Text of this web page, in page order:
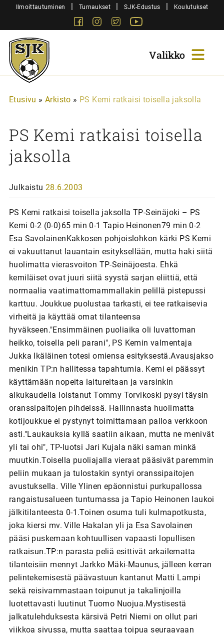
SiirryIlmoittautuminen | Turnaukset | SJK-Edustus | Koulutukset
FacebookInstagram
Twitter
Sjk-
Juniorit
Etusivu » Arkisto » PS Kemi ratkaisi toisella jaksolla
PS Kemi ratkaisi toisella
jaksolla
Julkaistu 28.6.2003
PS Kemi ratkaisi toisella jaksolla TP-Seinäjoki – PS
Kemi 0-2 (0-0)65 min 0-1 Tapio Heinonen79 min 0-2
Esa SavolainenKakkosen pohjoislohkon kärki PS Kemi
ei vakuuttanut lauantain esityksellään, mutta haki siitä
huolimatta vierasvoiton TP-Seinäjoesta. Ehkä
kemiläiset ovat juuri siitä syystä sarjan eliittiä, että
normaalia vaatimattomammallakin pelillä pistepussi
karttuu. Joukkue puolustaa tarkasti, ei tee ratkaisevia
virheitä ja käyttää omat tilanteensa
hyväkseen."Ensimmäinen puoliaika oli luvattoman
heikko, toisella peli parani", PS Kemin valmentaja
Jukka Ikäläinen totesi omiensa esityksestä.Avausjakso
menikin TP:n hallitessa tapahtumia. Kemi ei päässyt
käyttämään nopeita laitureitaan ja varsinkin
alkukaudella loistanut Tommy Torvikoski pysyi täysin
oranssipaitojen pihdeissä. Hallinnasta huolimatta
kotijoukkue ei pystynyt toimittamaan palloa verkkoon
asti."Laukauksia kyllä saatiin aikaan, mutta ne menivät
yli tai ohi", TP-luotsi Jari Kujala näki saman minkä
muutkin.Toisella puoliajalla vieraat pääsivät paremmin
peliin mukaan ja tulostakin syntyi oranssipaitojen
avustuksella. Ville Ylinen epäonnistui purkupallossa
rangaistusalueen tuntumassa ja Tapio Heinonen laukoi
jälkitilanteesta 0-1.Toinen osuma tuli kulmapotkusta,
joka kiersi mv. Ville Hakalan yli ja Esa Savolainen
pääsi puskemaan kohtuullisen vapaasti lopullisen
ratkaisun.TP:n parasta peliä esittivät arkailematta
tilanteisiin mennyt Jarkko Mäki-Maunus, jälleen kerran
pelintekemisestä päävastuun kantanut Matti Lampi
sekä reisivammastaan toipunut ja takalinjoilla
luotettavasti luutinut Tuomo Nuojua.Mystisestä
jalkatulehduksesta kärsivä Petri Niemi on ollut pari
viikkoa sivussa, mutta saattaa toipua seuraavaan